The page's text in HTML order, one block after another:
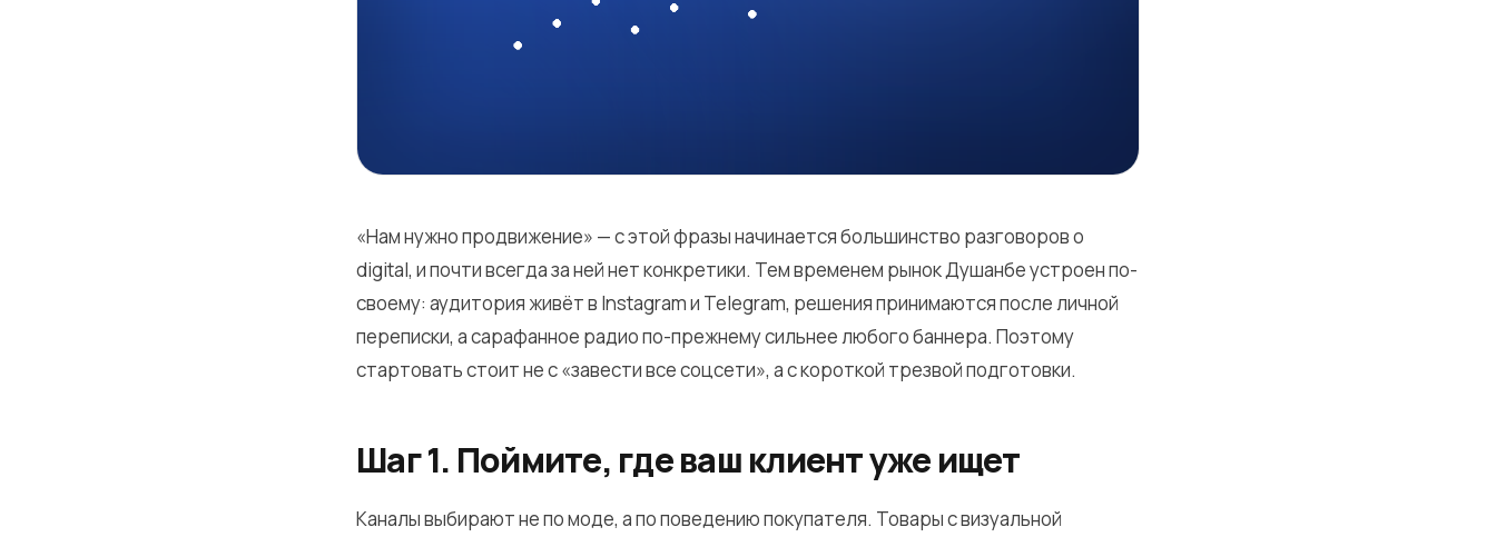
«Нам нужно продвижение» — с этой фразы начинается большинство разговоров о
digital, и почти всегда за ней нет конкретики. Тем временем рынок Душанбе устроен по-
своему: аудитория живёт в Instagram и Telegram, решения принимаются после личной
переписки, а сарафанное радио по-прежнему сильнее любого баннера. Поэтому
стартовать стоит не с «завести все соцсети», а с короткой трезвой подготовки.
Шаг 1. Поймите, где ваш клиент уже ищет
Каналы выбирают не по моде, а по поведению покупателя. Товары с визуальной